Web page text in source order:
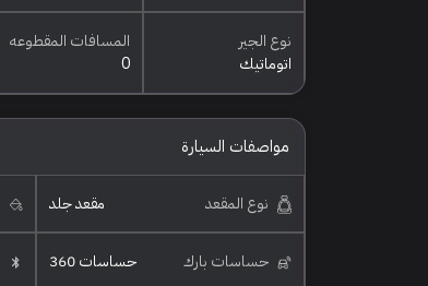
نوع الجير
اتوماتيك
المسافات المقطوعه
0
مواصفات السيارة
نوع المقعد مقعد جلد
حساسات بارك حساسات 360